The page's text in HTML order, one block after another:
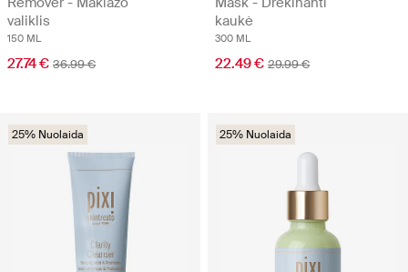
valiklis
150 ML
27.74 € 36.99 €
kaukė
300 ML
22.49 € 29.99 €
25% Nuolaida 25% Nuolaida